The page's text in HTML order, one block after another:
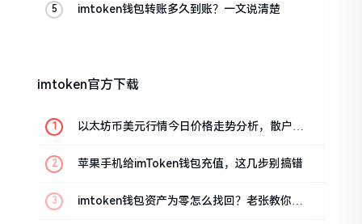
imtoken钱包转账多久到账？一文说清楚
imtoken官方下载
以太坊币美元行情今日价格走势分析，散户如
苹果手机给imToken钱包充值，这几步别搞错
imtoken钱包资产为零怎么找回？老张教你几